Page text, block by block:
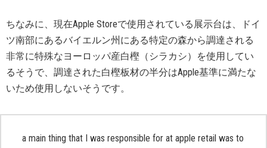
ちなみに、現在Apple Storeで使用されている展示台は、ドイ
ツ南部にあるバイエルン州にある特定の森から調達される
非常に特殊なヨーロッパ産白樫（シラカシ）を使用してい
るそうで、調達された白樫板材の半分はApple基準に満たな
いため使用しないそうです。
a main thing that I was responsible for at apple retail was to